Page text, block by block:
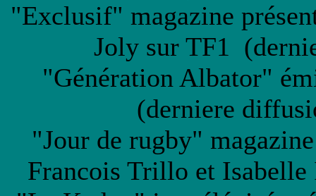
"Exclusif" magazine
Joly sur TF1
"Génération Albator"
(derniere
"Jour de rugby"
Francois Trillo et